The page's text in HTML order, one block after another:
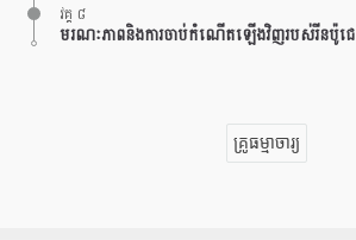
វគ្គ ៨
មរណៈភាពនិងការចាប់កំណើតឡើងវិញរបស់រីនប៉ូជេ
គ្រូធម្មាចារ្យ